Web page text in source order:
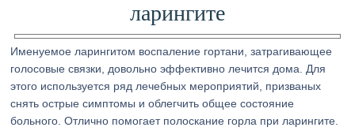
ларингите
Именуемое ларингитом воспаление гортани, затрагивающее
голосовые связки, довольно эффективно лечится дома. Для
этого используется ряд лечебных мероприятий, призваных
снять острые симптомы и облегчить общее состояние
больного. Отлично помогает полоскание горла при ларингите.